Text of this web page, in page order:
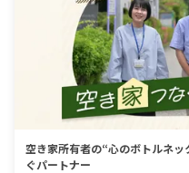
空き家所有者の“心のボトルネ
ぐパートナー